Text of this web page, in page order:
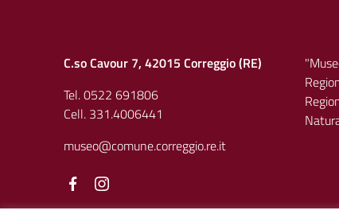
C.so Cavour 7, 42015 Correggio (RE)
Tel. 0522 691806
Cell. 331.4006441
museo@comune.correggio.re.it
Facebook